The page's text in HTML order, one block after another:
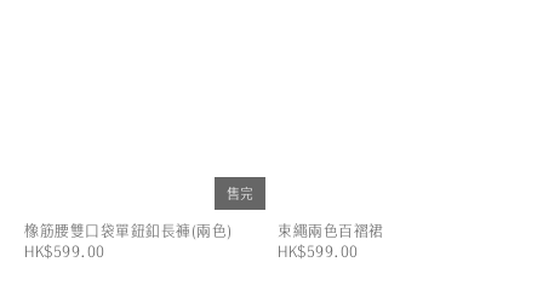
售完
橡筋腰雙口袋單鈕釦長褲(兩色)
HK$599.00
束繩兩色百褶裙
HK$599.00